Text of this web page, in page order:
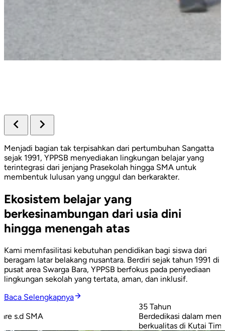
Menjadi bagian tak terpisahkan dari pertumbuhan Sangatta
sejak 1991, YPPSB menyediakan lingkungan belajar yang
terintegrasi dari jenjang Prasekolah hingga SMA untuk
membentuk lulusan yang unggul dan berkarakter.
Ekosistem belajar yang
berkesinambungan dari usia dini
hingga menengah atas
Kami memfasilitasi kebutuhan pendidikan bagi siswa dari
beragam latar belakang nusantara. Berdiri sejak tahun 1991 di
pusat area Swarga Bara, YPPSB berfokus pada penyediaan
lingkungan sekolah yang tertata, aman, dan inklusif.
Baca Selengkapnya
Berdedikasi dalam memberikan layanan pendidikan
berkualitas di Kutai Timur (1991–2026)